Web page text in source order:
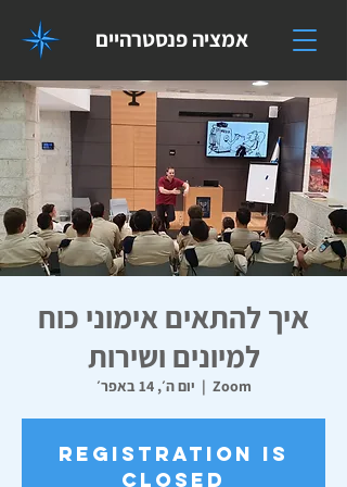
אמציה פנסטרהיים
איך להתאים אימוני כוח
למיונים ושירות
יום ה׳, 14 באפר׳
  |
Zoom
Registration is
closed